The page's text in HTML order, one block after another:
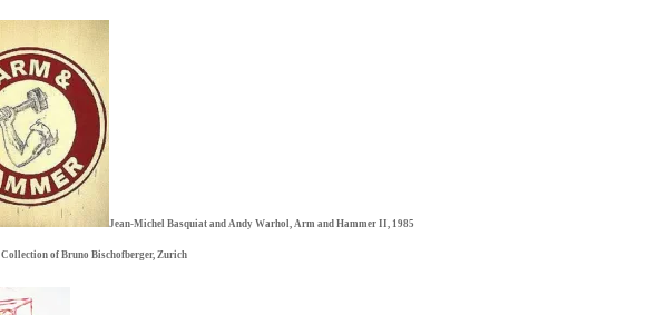
Jean-Michel Basquiat and Andy Warhol, Arm and Hammer II, 1985
Collection of Bruno Bischofberger, Zurich